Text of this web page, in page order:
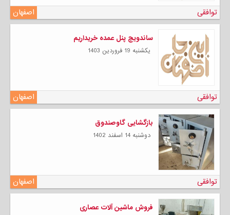
اصفهان توافقی
ساندویچ پنل عمده خریداریم
يكشنبه 19 فروردين 1403
اصفهان توافقی
بازگشایی گاوصندوق
دوشنبه 14 اسفند 1402
اصفهان توافقی
فروش ماشین آلات عصاری